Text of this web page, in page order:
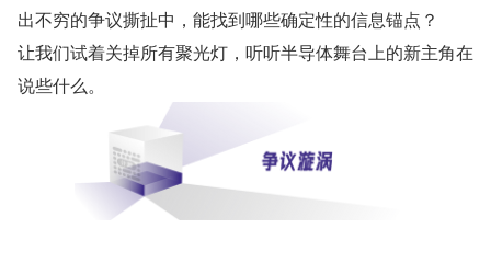
出不穷的争议撕扯中，能找到哪些确定性的信息锚点？
让我们试着关掉所有聚光灯，听听半导体舞台上的新主角在
说些什么。